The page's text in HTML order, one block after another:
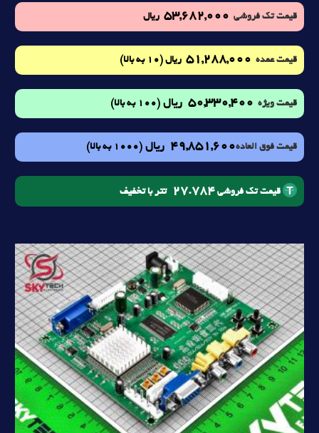
قیمت تک فروشی 53,682,000 ریال
قیمت عمده 51,288,000 ریال (10 به بالا)
قیمت ویژه 50,330,400 ریال (100 به بالا)
قیمت فوق العاده49,851,600 ریال (1000 به بالا)
قیمت تک فروشی 27.784 تتر با تخفیف